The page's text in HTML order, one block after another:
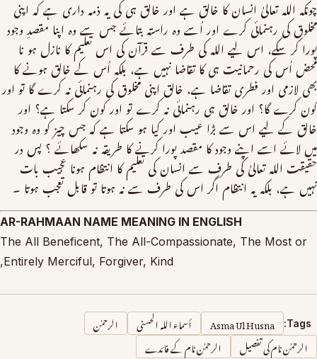
چونکہ اللہ تعالیٰ انسان کا خالق ہے اور خالق ہی کی یہ ذمہ داری ہے کہ اپنی
مخلوق کی رہنمائی کرے اور اُسے وہ راستہ بتائے جس سے وہ اپنا مقصدِ وجود
پورا کر سکے، اس لیے اللہ کی طرف سے قرآن کی اس تعلیم کا نازل ہو نا
محض اُس کی رحمانیت ہی کا تقاضا نہیں ہے، بلکہ اُس کے خالق ہونے کا
بھی لازمی اور فطری تقاضا ہے، خالق اپنی مخلوق کی رہنمائی نہ کرے گا تو اور
کون کرے گا؟ اور خالق ہی رہنمائی نہ کرے تو اور کون کر سکتا ہے؟ اور
خالق کے لیے اس سے بڑا عیب اور کیا ہو سکتا ہے کہ جس چیز کو وہ وجود
میں لائے اسے اپنے وجود کا مقصد پورا کرنے کا طریقہ نہ سکھائے ؟ پس در
حقیقت اللہ تعالیٰ کی طرف سے انسان کی تعلیم کا انتظام ہونا عجیب بات
نہیں ہے، بلکہ یہ انتظام اگر اس کی طرف سے نہ ہوتا تو قابل تعجب ہوتا ۔
AR-RAHMAAN NAME MEANING IN ENGLISH
The All Beneficent, The All-Compassionate, The Most or
Entirely Merciful, Forgiver, Kind,
Tags:
Asma Ul Husna أسماء الله الحسنى
الرحمٰن
الرحمٰن نام کی تفصیل
الرحمٰن نام کے فائدے